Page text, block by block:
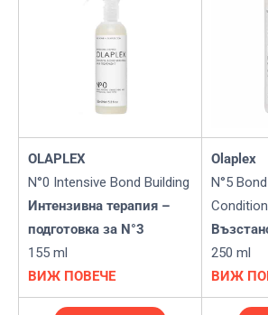
OLAPLEX
N°0 Intensive Bond Building
Интензивна терапия –
подготовка за N°3
155 ml
ВИЖ ПОВЕЧЕ
Olaplex
N°5
250 ml
ВИЖ